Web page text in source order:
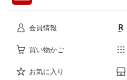
本・雑誌・コミック
会員情報
買い物かご
お気に入り